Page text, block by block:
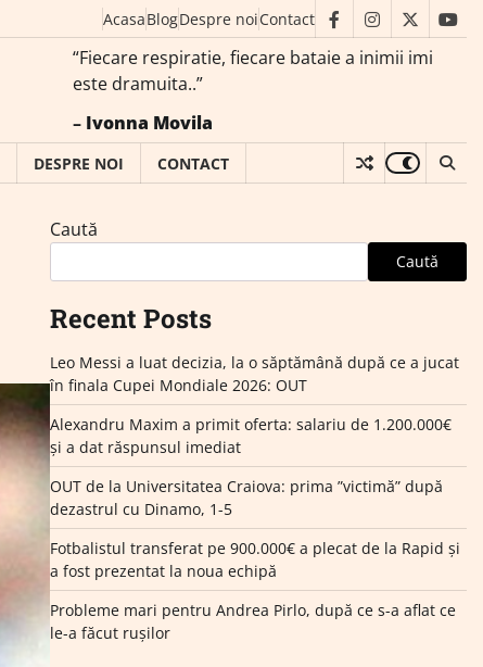
AcasaBlogDespre noiContact facebookinstagram
twitter
“Fiecare respiratie, fiecare bataie a inimii imi
este dramuita..”
– Ivonna Movila
DESPRE NOI CONTACT
Caută
Caută
Recent Posts
Leo Messi a luat decizia, la o săptămână după ce a jucat
în finala Cupei Mondiale 2026: OUT
Alexandru Maxim a primit oferta: salariu de 1.200.000€
și a dat răspunsul imediat
OUT de la Universitatea Craiova: prima ”victimă” după
dezastrul cu Dinamo, 1-5
Fotbalistul transferat pe 900.000€ a plecat de la Rapid și
a fost prezentat la noua echipă
Probleme mari pentru Andrea Pirlo, după ce s-a aflat ce
le-a făcut rușilor